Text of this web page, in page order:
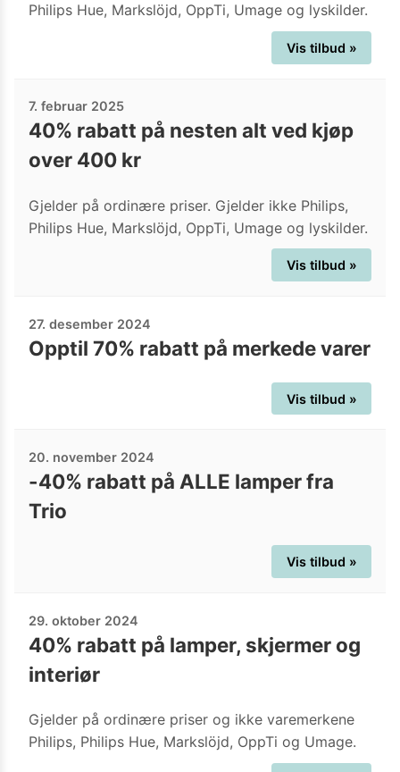
Philips Hue, Markslöjd, OppTi, Umage og lyskilder.
Vis tilbud »
7. februar 2025
40% rabatt på nesten alt ved kjøp
over 400 kr
Gjelder på ordinære priser. Gjelder ikke Philips,
Philips Hue, Markslöjd, OppTi, Umage og lyskilder.
Vis tilbud »
27. desember 2024
Opptil 70% rabatt på merkede varer
Vis tilbud »
20. november 2024
-40% rabatt på ALLE lamper fra
Trio
Vis tilbud »
29. oktober 2024
40% rabatt på lamper, skjermer og
interiør
Gjelder på ordinære priser og ikke varemerkene
Philips, Philips Hue, Markslöjd, OppTi og Umage.